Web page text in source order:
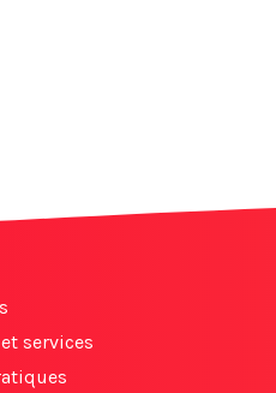
services